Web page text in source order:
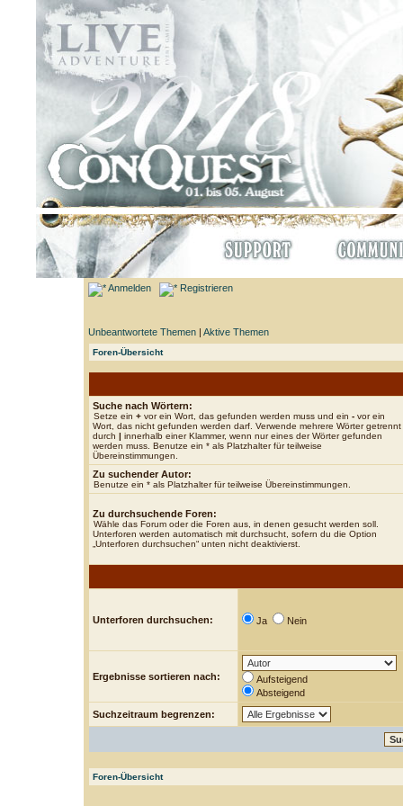
Anmelden Registrieren
Unbeantwortete Themen | Aktive Themen
Foren-Übersicht
Suche nach Wörtern:
Setze ein + vor ein Wort, das gefunden werden muss und ein - vor ein
Wort, das nicht gefunden werden darf. Verwende mehrere Wörter getrennt
durch | innerhalb einer Klammer, wenn nur eines der Wörter gefunden
werden muss. Benutze ein * als Platzhalter für teilweise
Übereinstimmungen.
Zu suchender Autor:
Benutze ein * als Platzhalter für teilweise Übereinstimmungen.
Zu durchsuchende Foren:
Wähle das Forum oder die Foren aus, in denen gesucht werden soll.
Unterforen werden automatisch mit durchsucht, sofern du die Option
„Unterforen durchsuchen“ unten nicht deaktivierst.
Unterforen durchsuchen: Ja Nein
Ergebnisse sortieren nach:
Aufsteigend
Absteigend
Suchzeitraum begrenzen:
Foren-Übersicht